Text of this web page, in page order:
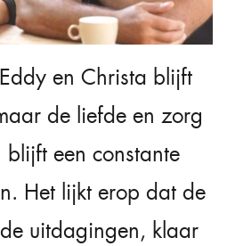
en Christa blijft
de liefde en zorg
een constante
Het lijkt erop dat de
uitdagingen, klaar